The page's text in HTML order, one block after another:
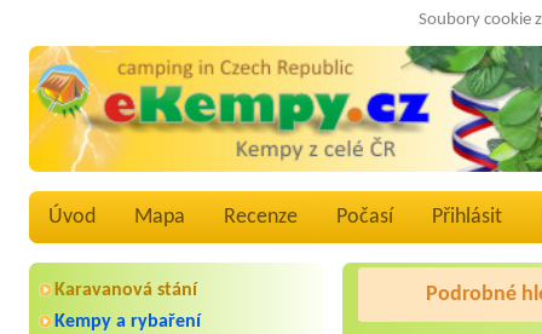
Soubory cookie
Úvod Mapa Recenze Počasí Přihlásit
Karavanová stání
Kempy a rybaření
Podrobné